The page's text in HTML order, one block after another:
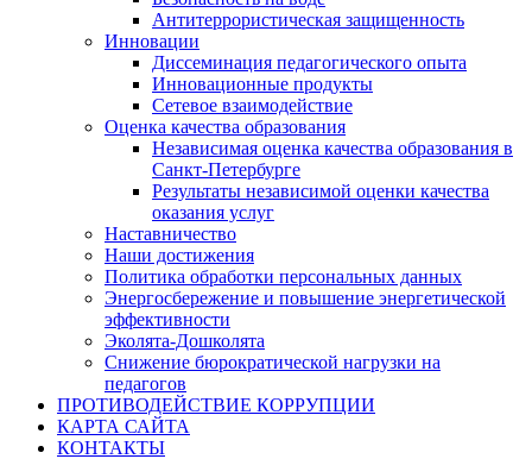
Антитеррористическая защищенность
Инновации
Диссеминация педагогического опыта
Инновационные продукты
Сетевое взаимодействие
Оценка качества образования
Независимая оценка качества образования в
Санкт-Петербурге
Результаты независимой оценки качества
оказания услуг
Наставничество
Наши достижения
Политика обработки персональных данных
Энергосбережение и повышение энергетической
эффективности
Эколята-Дошколята
Снижение бюрократической нагрузки на
педагогов
ПРОТИВОДЕЙСТВИЕ КОРРУПЦИИ
КАРТА САЙТА
КОНТАКТЫ